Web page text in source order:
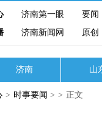
济南第一眼 要闻
济南新闻网 原创
济南 山
> 时事要闻 > > 正文